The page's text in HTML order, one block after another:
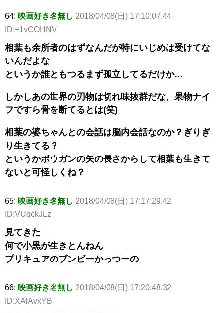
64: 映画好き名無し 2018/04/08(日) 17:10:07.44
ID:+1vCOHNV
相葉も余所者のはずなんだが特にいじめは受けてな
いんだよな
というか誰ともつるまず孤立してるだけか…
しかしあの世界の刃物は切れ味抜群だな、果物ナイ
フですら骨を断てるとは(笑)
相葉の婆ちゃんとの会話は脳内会話なのか？ぎりぎ
り生きてる？
というかボウガンの矢の長さからして相葉も生きて
ないと可怪しくね？
65: 映画好き名無し 2018/04/08(日) 17:17:29.42
ID:VUqckJLz
見てきた
何で小黒が生きとんねん
プリキュアのブンビーかっつーの
66: 映画好き名無し 2018/04/08(日) 17:20:48.32
ID:XAlAvxYB